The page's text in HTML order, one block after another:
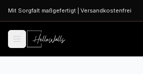
Zum Hauptinhalt springen
Mit Sorgfalt maßgefertigt Versandkostenfrei